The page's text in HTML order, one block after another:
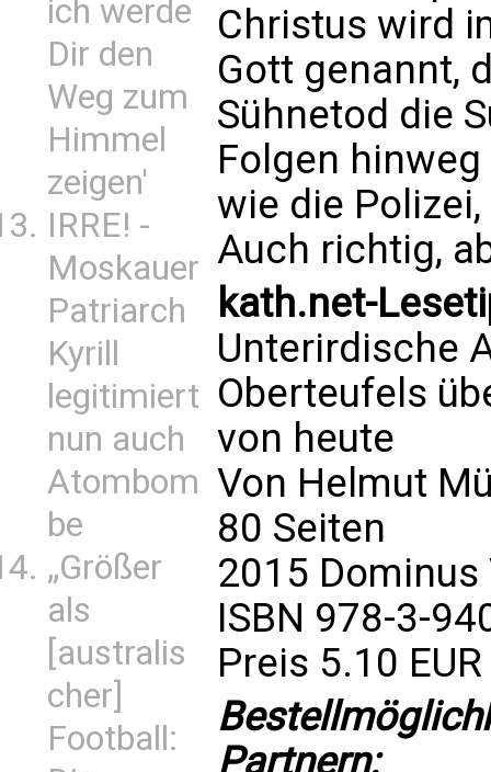
ich werde
Dir den
Weg zum
Himmel
zeigen'
IRRE! -
Moskauer
Patriarch
Kyrill
legitimiert
nun auch
Atombom
be
„Größer
als
[australis
cher]
Football:
Christus wird
Gott genannt,
Sühnetod die
Folgen
wie die
Auch richtig,
kath.net-
Unterirdische
Oberteufels
von heute
Von Helmut
80 Seiten
2015 Dominus
ISBN 978-3-
Preis 5.10 EUR
Partnern: